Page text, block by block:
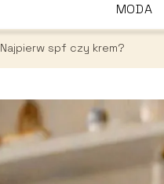
MODA
Najpierw spf czy krem?